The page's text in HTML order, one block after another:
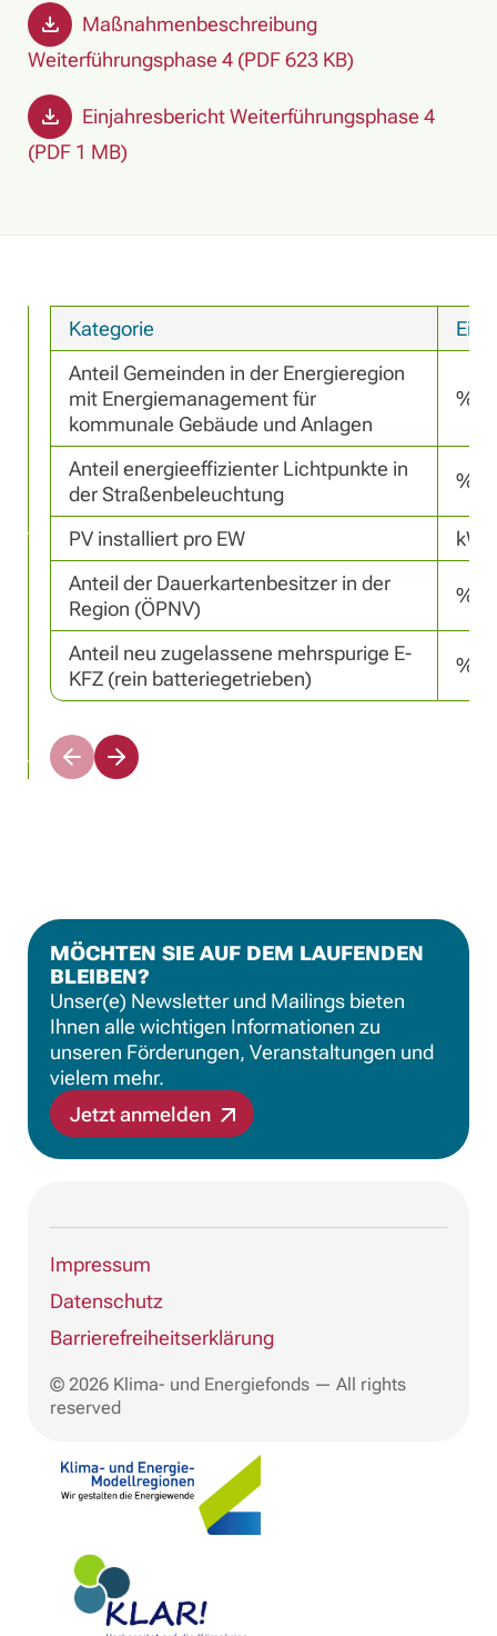
Maßnahmenbeschreibung
Weiterführungsphase 4 (PDF 623 KB)
Einjahresbericht Weiterführungsphase 4
(PDF 1 MB)
Kategorie
Anteil Gemeinden in der Energieregion
mit Energiemanagement für
kommunale Gebäude und Anlagen
%
Anteil energieeffizienter Lichtpunkte in
der Straßenbeleuchtung
%
PV installiert pro EW
Anteil der Dauerkartenbesitzer in der
Region (ÖPNV)
%
Anteil neu zugelassene mehrspurige E-
KFZ (rein batteriegetrieben)
%
N
s
c
r
o
l
l
e
n
N
s
s
c
r
o
l
l
n
MÖCHTEN SIE AUF DEM LAUFENDEN
BLEIBEN?
Unser(e) Newsletter und Mailings bieten
Ihnen alle wichtigen Informationen zu
unseren Förderungen, Veranstaltungen und
vielem mehr.
Jetzt anmelden
Impressum
Datenschutz
Barrierefreiheitserklärung
© 2026 Klima- und Energiefonds — All rights
reserved